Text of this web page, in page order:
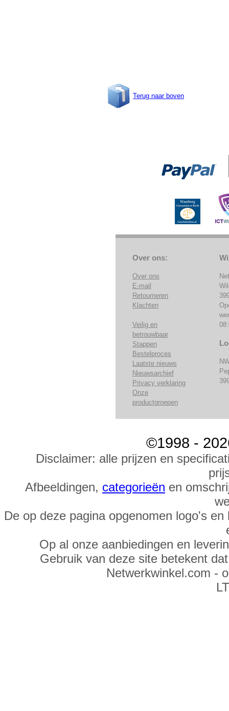
Terug naar boven
Over ons:
Over ons
E-mail
Retourneren
Klachten
Veilig en
betrouwbaar
Stappen
Bestelproces
Laatste nieuws
Nieuwsarchief
Privacy verklaring
Onze
productgroepen
©1998 -
Disclaimer: alle prijzen en
Afbeeldingen, categorieën en
De op deze pagina opgenomen logo's
Op al onze aanbiedingen en
Gebruik van deze site betekent
Netwerkwinkel.com -